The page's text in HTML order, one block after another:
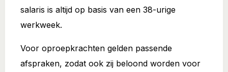
salaris is altijd op basis van een 38-urige
werkweek.
Voor oproepkrachten gelden passende
afspraken, zodat ook zij beloond worden voor